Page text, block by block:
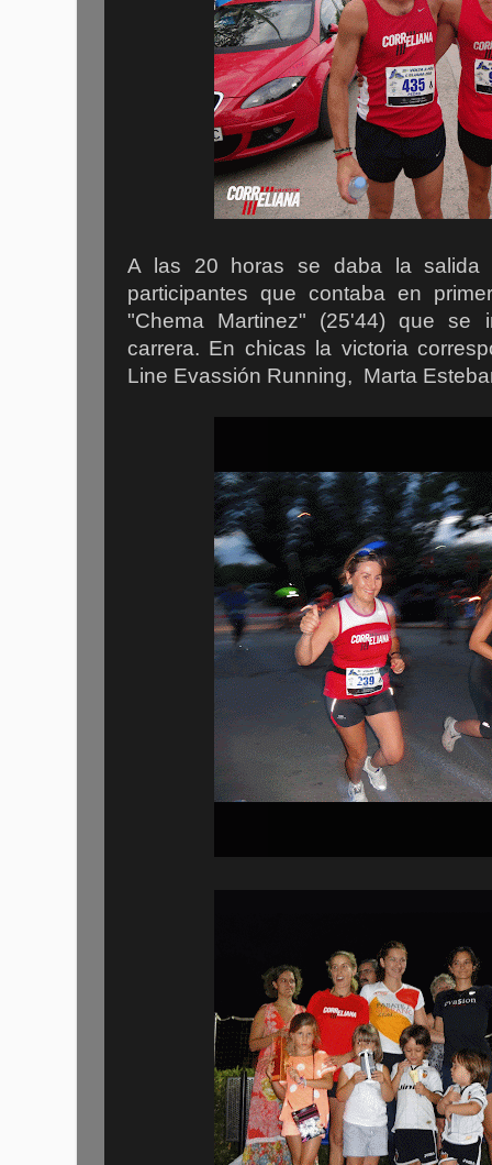
A las 20 horas se daba la
participantes que contaba en
"Chema Martinez" (25'44) que se
carrera. En chicas la victoria
Line Evassión Running, Marta